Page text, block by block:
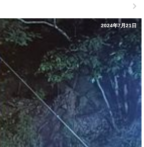
2024年7月21日